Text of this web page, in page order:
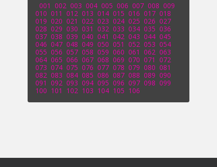
001 002 003 004 005 006 007 008 009
010 011 012 013 014 015 016 017 018
019 020 021 022 023 024 025 026 027
028 029 030 031 032 033 034 035 036
037 038 039 040 041 042 043 044 045
046 047 048 049 050 051 052 053 054
055 056 057 058 059 060 061 062 063
064 065 066 067 068 069 070 071 072
073 074 075 076 077 078 079 080 081
082 083 084 085 086 087 088 089 090
091 092 093 094 095 096 097 098 099
100 101 102 103 104 105 106